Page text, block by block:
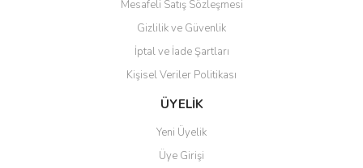
Gönder
Mesafeli Satış Sözleşmesi
Gizlilik ve Güvenlik
İptal ve İade Şartları
Kişisel Veriler Politikası
ÜYELİK
Yeni Üyelik
Üye Girişi